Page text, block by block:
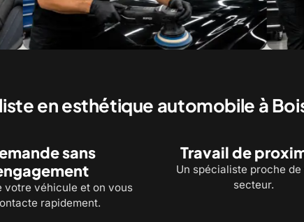
en esthétique automobile à
sans
votre véhicule et on vous
rapidement.
Travail de
Un spécialiste proche
secteur.